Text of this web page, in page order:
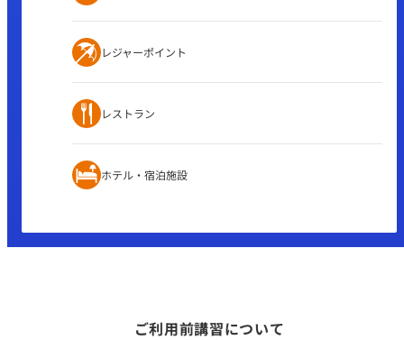
レジャーポイント
レストラン
ホテル・宿泊施設
ご利用前講習について